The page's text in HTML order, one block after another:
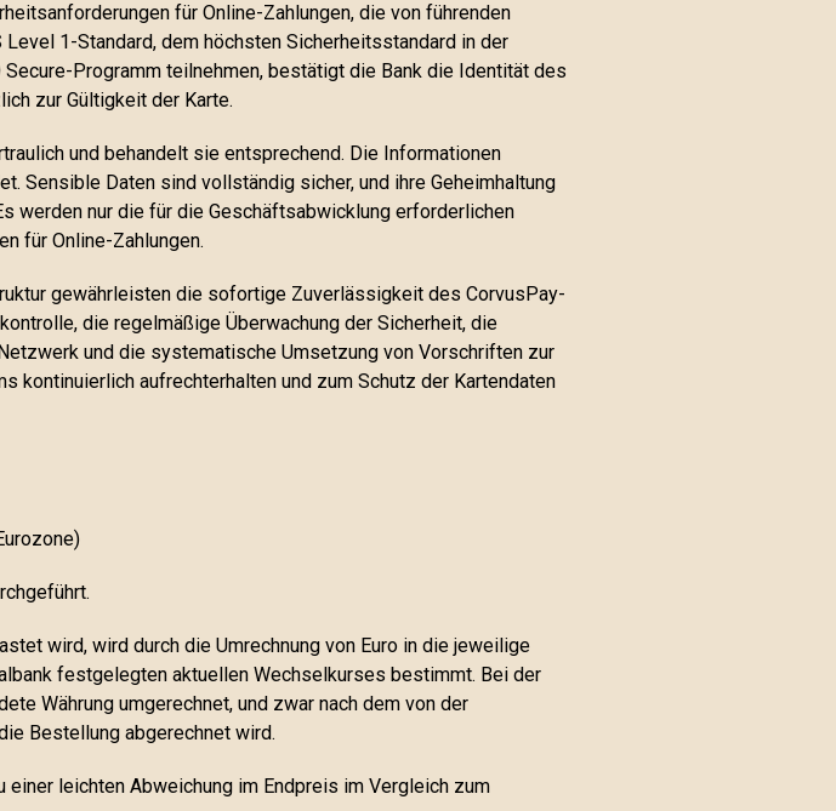
für Online-Zahlungen, die von führenden
1-Standard, dem höchsten Sicherheitsstandard in der
Programm teilnehmen, bestätigt die Bank die Identität des
zur Gültigkeit der Karte.
und behandelt sie entsprechend. Die Informationen
Sensible Daten sind vollständig sicher, und ihre Geheimhaltung
werden nur die für die Geschäftsabwicklung erforderlichen
für Online-Zahlungen.
gewährleisten die sofortige Zuverlässigkeit des CorvusPay-
die regelmäßige Überwachung der Sicherheit, die
und die systematische Umsetzung von Vorschriften zur
aufrechterhalten und zum Schutz der Kartendaten
wird, wird durch die Umrechnung von Euro in die jeweilige
festgelegten aktuellen Wechselkurses bestimmt. Bei der
Währung umgerechnet, und zwar nach dem von der
Bestellung abgerechnet wird.
leichten Abweichung im Endpreis im Vergleich zum